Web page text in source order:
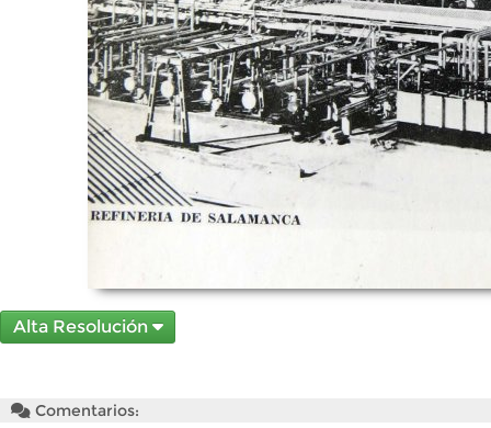
Alta Resolución
Comentarios: